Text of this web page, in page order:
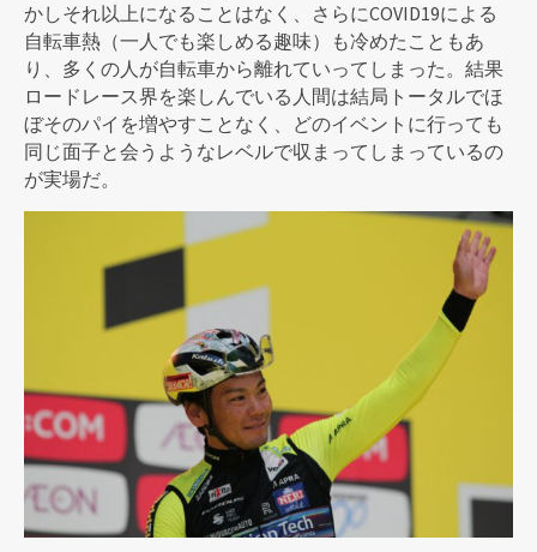
かしそれ以上になることはなく、さらにCOVID19による
自転車熱（一人でも楽しめる趣味）も冷めたこともあ
り、多くの人が自転車から離れていってしまった。結果
ロードレース界を楽しんでいる人間は結局トータルでほ
ぼそのパイを増やすことなく、どのイベントに行っても
同じ面子と会うようなレベルで収まってしまっているの
が実場だ。